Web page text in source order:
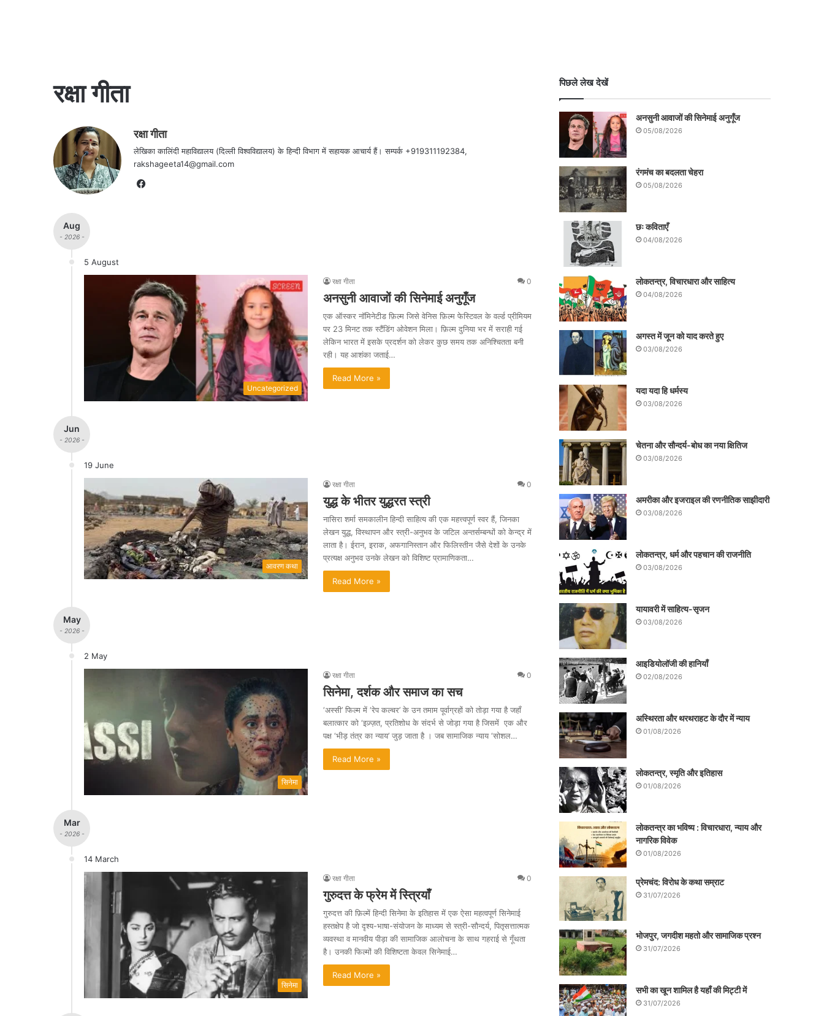
रक्षा गीता
रक्षा गीता
लेखिका कालिंदी महाविद्यालय (दिल्ली विश्वविद्यालय) के हिन्दी विभाग में सहायक आचार्य हैं। सम्पर्क +919311192384,
rakshageeta14@gmail.com
Facebook
Aug
- 2026 -
5 August
Uncategorized
रक्षा गीता 0
अनसुनी आवाजों की सिनेमाई अनुगूँज
एक ऑस्कर नॉमिनेटीड फ़िल्म जिसे वेनिस फ़िल्म फेस्टिवल के वर्ल्ड प्रीमियम
पर 23 मिनट तक स्टैंडिंग ओवेशन मिला। फ़िल्म दुनिया भर में सराही गई
लेकिन भारत में इसके प्रदर्शन को लेकर कुछ समय तक अनिश्चितता बनी
रही। यह आशंका जताई…
Read More »
Jun
- 2026 -
19 June
आवरण कथा
रक्षा गीता 0
युद्ध के भीतर युद्धरत स्त्री
नासिरा शर्मा समकालीन हिन्दी साहित्य की एक महत्त्वपूर्ण स्वर हैं, जिनका
लेखन युद्ध, विस्थापन और स्त्री-अनुभव के जटिल अन्तर्सम्बन्धों को केन्द्र में
लाता है। ईरान, इराक, अफगानिस्तान और फिलिस्तीन जैसे देशों के उनके
प्रत्यक्ष अनुभव उनके लेखन को विशिष्ट प्रामाणिकता…
Read More »
May
- 2026 -
2 May
सिनेमा
रक्षा गीता 0
सिनेमा, दर्शक और समाज का सच
‘अस्सी’ फिल्म में ‘रेप कल्चर’ के उन तमाम पूर्वाग्रहों को तोड़ा गया है जहाँ
बलात्कार को ‘इज़्ज़त, प्रतिशोध के संदर्भ से जोड़ा गया है जिसमें एक और
पक्ष ‘भीड़ तंत्र का न्याय’ जुड़ जाता है । जब सामाजिक न्याय ‘सोशल…
Read More »
Mar
- 2026 -
14 March
सिनेमा
रक्षा गीता 0
गुरुदत्त के फ्रेम में स्त्रियाँ
गुरुदत्त की फ़िल्में हिन्दी सिनेमा के इतिहास में एक ऐसा महत्वपूर्ण सिनेमाई
हस्तक्षेप है जो दृश्य-भाषा-संयोजन के माध्यम से स्त्री-सौन्दर्य, पितृसत्तात्मक
व्यवस्था व मानवीय पीड़ा की सामाजिक आलोचना के साथ गहराई से गूँथता
है। उनकी फिल्मों की विशिष्टता केवल सिनेमाई…
Read More »
पिछले लेख देखें
अनसुनी आवाजों की सिनेमाई अनुगूँज
05/08/2026
रंगमंच का बदलता चेहरा
05/08/2026
छः कविताएँ
04/08/2026
लोकतन्त्र, विचारधारा और साहित्य
04/08/2026
अगस्त में जून को याद करते हुए
03/08/2026
यदा यदा हि धर्मस्य
03/08/2026
चेतना और सौन्दर्य-बोध का नया क्षितिज
03/08/2026
अमरीका और इजराइल की रणनीतिक साझीदारी
03/08/2026
लोकतन्त्र, धर्म और पहचान की राजनीति
03/08/2026
यायावरी में साहित्य-सृजन
03/08/2026
आइडियोलॉजी की हानियाँ
02/08/2026
अस्थिरता और थरथराहट के दौर में न्याय
01/08/2026
लोकतन्त्र, स्मृति और इतिहास
01/08/2026
लोकतन्त्र का भविष्य : विचारधारा, न्याय और
नागरिक विवेक
01/08/2026
प्रेमचंद: विरोध के कथा सम्राट
31/07/2026
भोजपुर, जगदीश महतो और सामाजिक प्रश्न
31/07/2026
सभी का खून शामिल है यहाँ की मिट्टी में
31/07/2026